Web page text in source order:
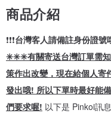
商品介紹
❗️❗️❗️台灣客人請備註身份證號哦
✳️✳️✳️有關寄送台灣訂單需
策作出改變，現在給個人寄
發出哦! 所以下單時最好能
們要求喔! 以下是 Pinkoi訊息